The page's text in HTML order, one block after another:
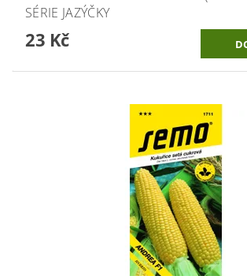
SÉRIE JAZÝČKY
23 Kč